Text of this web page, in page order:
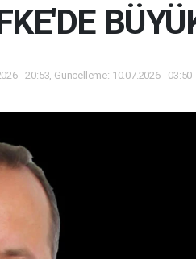
- 20:53, Güncelleme: 10.07.2026 - 03:50